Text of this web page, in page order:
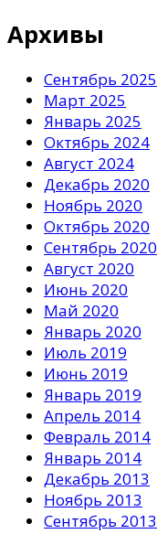
Архивы
Сентябрь 2025
Март 2025
Январь 2025
Октябрь 2024
Август 2024
Декабрь 2020
Ноябрь 2020
Октябрь 2020
Сентябрь 2020
Август 2020
Июнь 2020
Май 2020
Январь 2020
Июль 2019
Июнь 2019
Январь 2019
Апрель 2014
Февраль 2014
Январь 2014
Декабрь 2013
Ноябрь 2013
Сентябрь 2013